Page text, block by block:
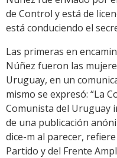
de Control y está de
está conduciendo el
Las primeras en
Núñez fueron las
Uruguay, en un
mismo se expresó: “La
Comunista del Uruguay
de una publicación
dice-m al parecer,
Partido y del Frente